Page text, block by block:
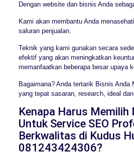
Dengan website dan bisnis Anda
Kami akan membantu Anda
saluran penjualan.
Teknik yang kami gunakan secara
efektif yang akan meningkatkan
memanfaatkan beberapa besar upaya
Bagaimana? Anda tertarik Bisnis Anda
yang tepat sasaran, research, ideal
Kenapa Harus Memilih
Untuk Service SEO
Berkwalitas di Kudus
081243424306?